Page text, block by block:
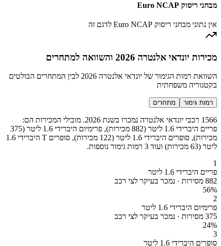
מבחני ריסוק Euro NCAP
אין נתוני מבחני ריסוק Euro NCAP לדגם זה
מכירות יונדאי אלנטרה 2026 והשוואה למתחרים
השוואת רמות הגימור של יונדאי אלנטרה 2026 לבין המתחרים הבולטים
בקטגוריה משפחתית
רמות גימור מתחרים
1566 רכבי יונדאי אלנטרה נמכרו בשנת 2026. מובילי המכירות הם:
פריים היברידי 1.6 ליטר (882 מכירות), פרימיום היברידי 1.6 ליטר (375
מכירות), סופרים היברידי 1.6 ליטר (122 מכירות), סופרים T היברידי 1.6
ליטר (63 מכירות) ועוד 3 רמות גימור נוספות.
1
פריים היברידי 1.6 ליטר
882 מסירות · נמכר בעיקר לצי רכב
56%
2
פרימיום היברידי 1.6 ליטר
375 מסירות · נמכר בעיקר לצי רכב
24%
3
סופרים היברידי 1.6 ליטר